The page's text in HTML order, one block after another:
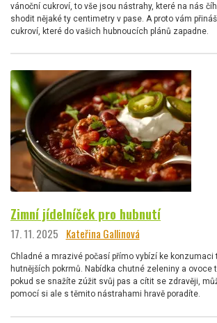
vánoční cukroví, to vše jsou nástrahy, které na nás
shodit nějaké ty centimetry v pase. A proto vám
cukroví, které do vašich hubnoucích plánů zapadne.
Zimní jídelníček pro hubnutí
17. 11. 2025 Kateřina Gallinová
Chladné a mrazivé počasí přímo vybízí ke konzumaci
hutnějších pokrmů. Nabídka chutné zeleniny a ovoce
pokud se snažíte zúžit svůj pas a cítit se zdravěji,
pomocí si ale s těmito nástrahami hravě poradíte.